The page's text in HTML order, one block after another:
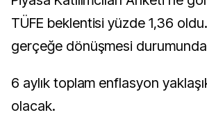
TÜFE beklentisi yüzde 1,36
gerçeğe dönüşmesi
6 aylık toplam enflasyon
olacak.